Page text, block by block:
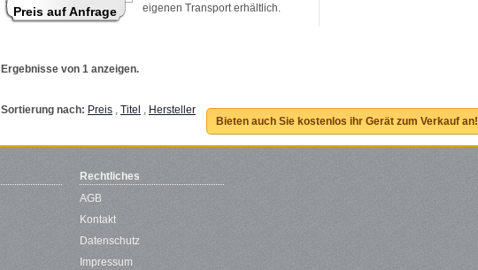
eigenen Transport erhältlich.
Preis auf Anfrage
Ergebnisse von 1 anzeigen.
Sortierung nach: Preis , Titel , Hersteller
Bieten auch Sie kostenlos ihr Gerät zum Verkauf an!
Rechtliches
AGB
Kontakt
Datenschutz
Impressum